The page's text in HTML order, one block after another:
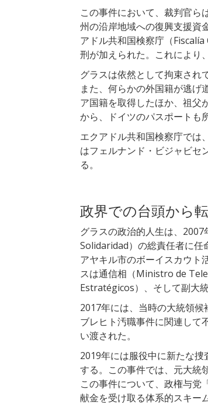
この事件において、裁判官ら
州の沿岸地域への復興支援資
アドル共和国検察庁（
刑が加えられた。これにより
グラスは依然として拘束され
また、何らかの外国籍が逃げ
ア国籍を取得したほか、祖父
から、ドイツのパスポートも
エクアドル共和国検察庁では
はフェルナンド・ビジャビセ
る。
政界での台頭から
グラスの政治的人生は、
Solidaridad）の総責任者に任
アヤキル市のボーイスカウト
スは通信相（Ministro de
Estratégicos）、そして副大
2017年には、当時の大統領
ブレヒト汚職事件に関連して
い渡された。
2019年には服役中に新たな
する。この事件では、元大統
この事件について、政権与党
献金を受け取る体系的スキー